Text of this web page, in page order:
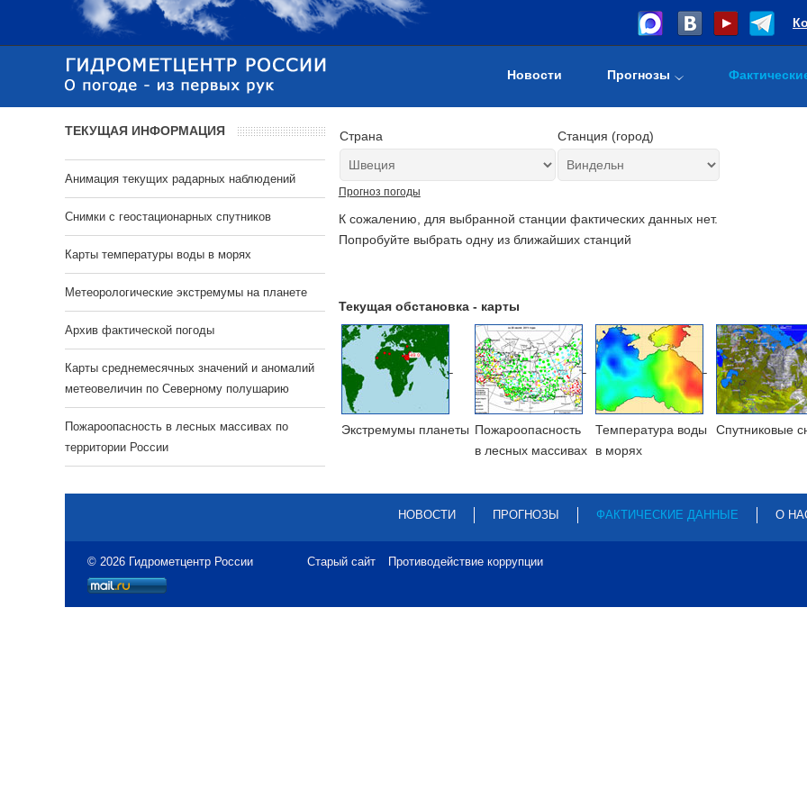
Новости Прогнозы
Страна Станция (город)
Прогноз погоды
К сожалению, для выбранной станции фактических данных нет.
Попробуйте выбрать одну из ближайших станций
Текущая обстановка - карты
Экстремумы планеты Пожароопасность
в лесных массивах
Температура воды
в морях
Cпутниковые
ТЕКУЩАЯ ИНФОРМАЦИЯ
Анимация текущих радарных наблюдений
Cнимки с геостационарных спутников
Карты температуры воды в морях
Метеорологические экстремумы на планете
Архив фактической погоды
Карты среднемесячных значений и аномалий
метеовеличин по Северному полушарию
Пожароопасность в лесных массивах по
территории России
НОВОСТИ ПРОГНОЗЫ ФАКТИЧЕСКИЕ ДАННЫЕ О
© 2026 Гидрометцентр России Старый сайт Противодействие коррупции